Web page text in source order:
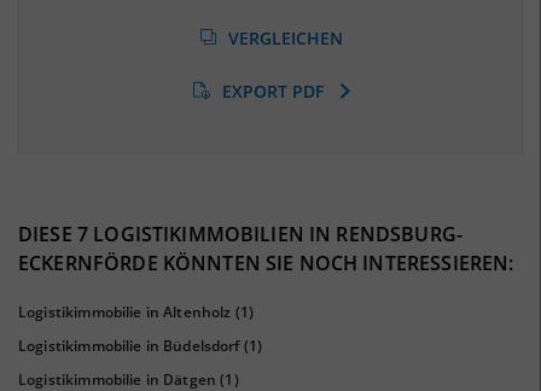
(Landkreis / Kreisfreie Stadt)
(Stand: 01/2020)
VERGLEICHEN
EXPORT PDF
DIESE 7 LOGISTIKIMMOBILIEN IN RENDSBURG-
ECKERNFÖRDE KÖNNTEN SIE NOCH INTERESSIEREN:
Logistikimmobilie in Altenholz (1)
Logistikimmobilie in Büdelsdorf(1)
Logistikimmobilie in Dätgen (1)